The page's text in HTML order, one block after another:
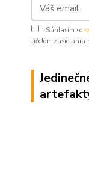
Súhlasím so
účelom zasielania